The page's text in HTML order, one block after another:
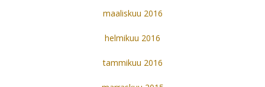
maaliskuu 2016
helmikuu 2016
tammikuu 2016